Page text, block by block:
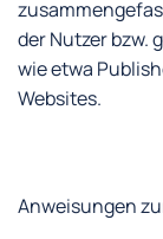
der Nutzer bzw.
wie etwa
Websites.
Anweisungen